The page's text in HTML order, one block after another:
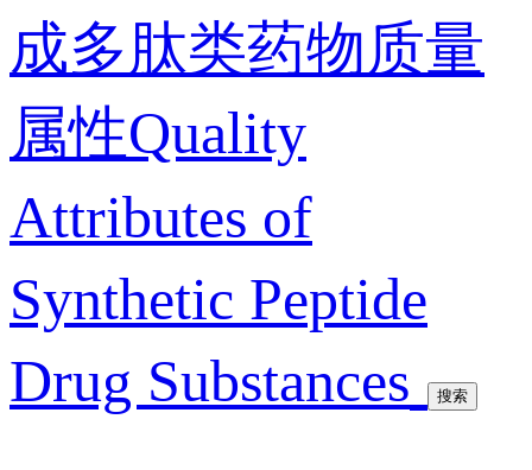
成多肽类药物质量
属性Quality
Attributes of
Synthetic Peptide
Drug Substances
搜索